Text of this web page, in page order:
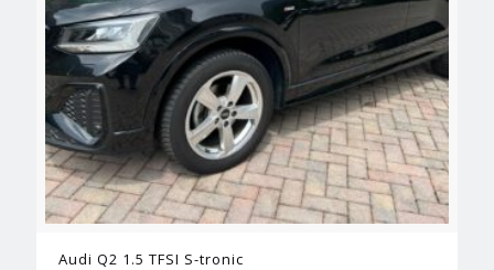
Audi Q2 1.5 TFSI S-tronic